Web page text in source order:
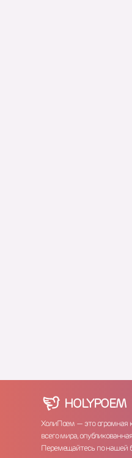
HOLYPOEM
ХолиПоем — это огромная
всего мира,
Перемещайтесь по нашей